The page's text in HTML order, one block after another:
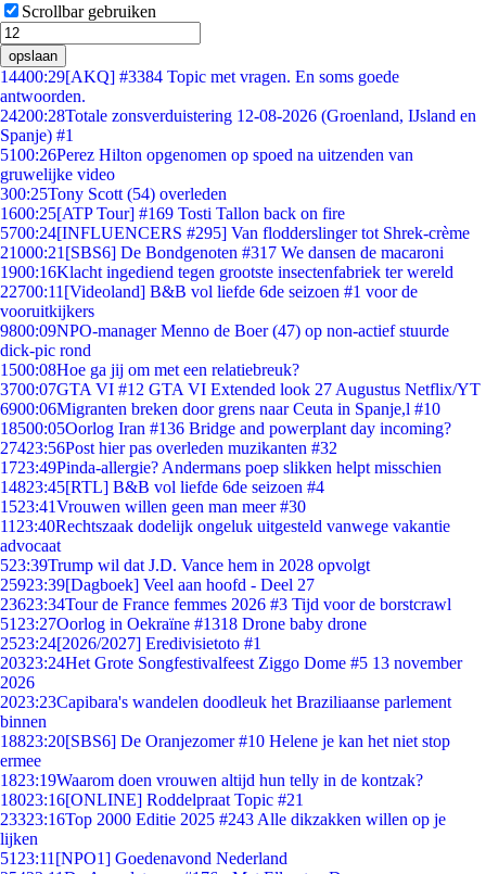
Scrollbar gebruiken
opslaan
14400:29[AKQ] #3384 Topic met vragen. En soms goede
antwoorden.
24200:28Totale zonsverduistering 12-08-2026 (Groenland, IJsland en
Spanje) #1
5100:26Perez Hilton opgenomen op spoed na uitzenden van
gruwelijke video
300:25Tony Scott (54) overleden
1600:25[ATP Tour] #169 Tosti Tallon back on fire
5700:24[INFLUENCERS #295] Van flodderslinger tot Shrek-crème
21000:21 [SBS6] De Bondgenoten #317 We dansen de macaroni
1900:16Klacht ingediend tegen grootste insectenfabriek ter wereld
22700:11 [Videoland] B&B vol liefde 6de seizoen #1 voor de
vooruitkijkers
9800:09NPO-manager Menno de Boer (47) op non-actief stuurde
dick-pic rond
1500:08Hoe ga jij om met een relatiebreuk?
3700:07GTA VI #12 GTA VI Extended look 27 Augustus Netflix/YT
6900:06Migranten breken door grens naar Ceuta in Spanje,l #10
18500:05Oorlog Iran #136 Bridge and powerplant day incoming?
27423:56Post hier pas overleden muzikanten #32
1723:49Pinda-allergie? Andermans poep slikken helpt misschien
14823:45[RTL] B&B vol liefde 6de seizoen #4
1523:41Vrouwen willen geen man meer #30
11 23:40Rechtszaak dodelijk ongeluk uitgesteld vanwege vakantie
advocaat
523:39Trump wil dat J.D. Vance hem in 2028 opvolgt
25923:39[Dagboek] Veel aan hoofd - Deel 27
23623:34Tour de France femmes 2026 #3 Tijd voor de borstcrawl
51 23:27Oorlog in Oekraïne #1318 Drone baby drone
2523:24[2026/2027] Eredivisietoto #1
20323:24Het Grote Songfestivalfeest Ziggo Dome #5 13 november
2026
2023:23Capibara's wandelen doodleuk het Braziliaanse parlement
binnen
18823:20[SBS6] De Oranjezomer #10 Helene je kan het niet stop
ermee
1823:19Waarom doen vrouwen altijd hun telly in de kontzak?
18023:16[ONLINE] Roddelpraat Topic #21
23323:16Top 2000 Editie 2025 #243 Alle dikzakken willen op je
lijken
51 23:11 [NPO1] Goedenavond Nederland